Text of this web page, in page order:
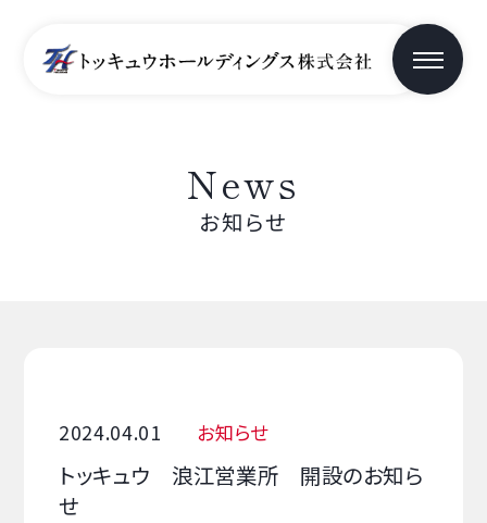
お知らせ
News
2024.04.01 お知らせ
トッキュウ 浪江営業所 開設のお知ら
せ